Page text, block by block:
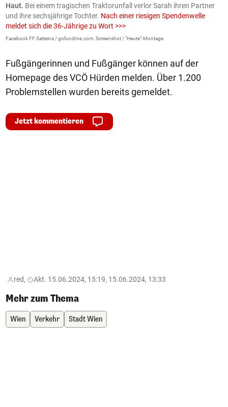
Haut. Bei einem tragischen Traktorunfall verlor Sarah ihren Partner
und ihre sechsjährige Tochter. Nach einer riesigen Spendenwelle
meldet sich die 36-Jährige zu Wort >>>
Facebook FF Satteins / gofundme.com, Screenshot / "Heute"-Montage
Fußgängerinnen und Fußgänger können auf der
Homepage des VCÖ Hürden melden. Über 1.200
Problemstellen wurden bereits gemeldet.
Jetzt kommentieren
red, Akt. 15.06.2024, 15:19, 15.06.2024, 13:33
Mehr zum Thema
Wien Verkehr Stadt Wien